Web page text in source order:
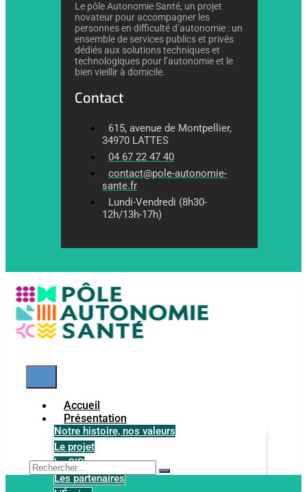
Le pôle Autonomie Santé, un projet
novateur pour accompagner les
personnes en difficulté d’autonomie : un
ensemble de services publics et privés
dédiés aux solutions techniques et
technologiques pour l’autonomie et le
bien vieillir à domicile.
Contact
615, avenue de Montpellier,
34970 LATTES
04 67 22 47 40
contact@pole-autonomie-
sante.fr
Lundi-Vendredi (8h30-
12h/13h-17h)
Accueil
Présentation
Notre histoire, nos valeurs
Le projet
Le GIP
Les partenaires